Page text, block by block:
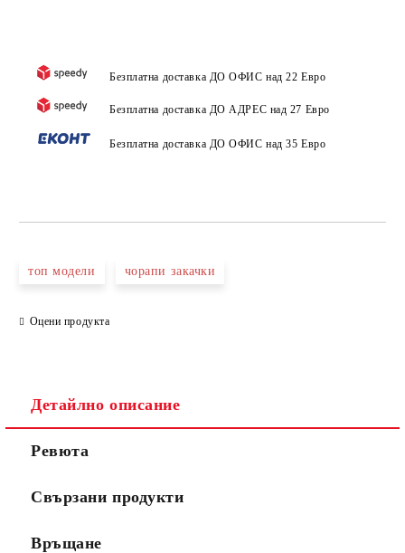
Безплатна доставка ДО ОФИС над 22 Евро
Безплатна доставка ДО АДРЕС над 27 Евро
Безплатна доставка ДО ОФИС над 35 Евро
топ модели чорапи закачки
Оцени продукта
Детайлно описание
Ревюта
Свързани продукти
Връщане